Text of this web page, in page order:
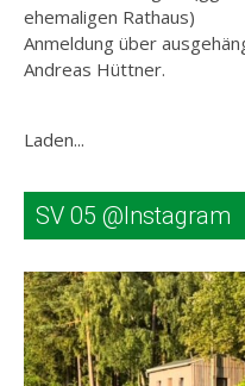
ehemaligen Rathaus)
Anmeldung über
Andreas Hüttner.
Laden...
SV 05 @Instagram